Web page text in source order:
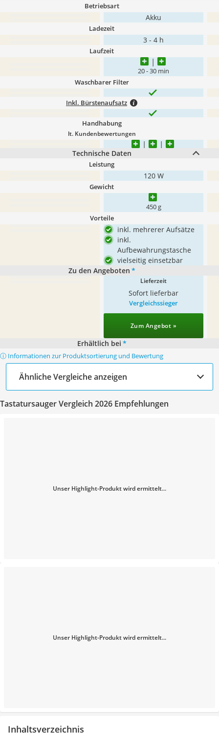
Betriebsart
Akku
Ladezeit
3 - 4 h
Laufzeit
20 - 30 min
Waschbarer Filter
Inkl. Bürstenaufsatz
Handhabung
lt. Kundenbewertungen
Technische Daten
Leistung
120 W
Gewicht
450 g
Vorteile
inkl. mehrerer Aufsätze
inkl.
Aufbewahrungstasche
vielseitig einsetzbar
Zu den Angeboten *
Lieferzeit
Sofort lieferbar
Vergleichssieger
Zum Angebot »
Erhältlich bei *
ⓘ Informationen zur Produktsortierung und Bewertung
Ähnliche Vergleiche anzeigen
Tastatursauger Vergleich 2026 Empfehlungen
Unser Highlight-Produkt wird ermittelt...
Unser Highlight-Produkt wird ermittelt...
Inhaltsverzeichnis